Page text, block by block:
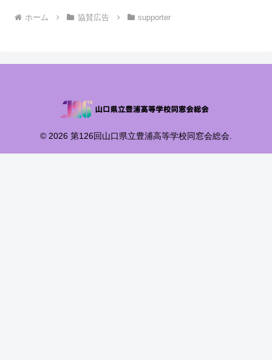
ホーム 協賛広告 supporter
© 2026 第126回山口県立豊浦高等学校同窓会総会.